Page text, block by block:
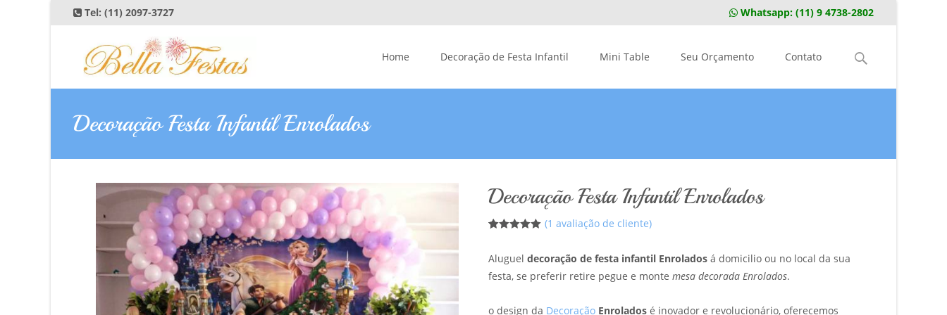
Whatsapp: (11) 9 4738-2802
Tel: (11) 2097-3727
Home
Decoração de Festa Infantil Mini Table Seu Orçamento Contato
Pesquisar
Decoração Festa Infantil Enrolados
Decoração Festa Infantil Enrolados
avaliação de
(1 avaliação de cliente)
Alugueldecoração de festa infantil Enrolados á domicilio ou no local da sua
festa, se preferir retire pegue e montemesa decorada Enrolados.
o design da Decoração Enrolados é inovador e revolucionário, oferecemos